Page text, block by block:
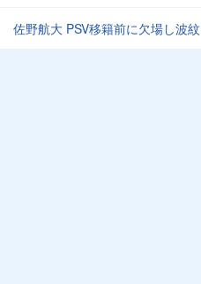
佐野航大 PSV移籍前に欠場し波紋